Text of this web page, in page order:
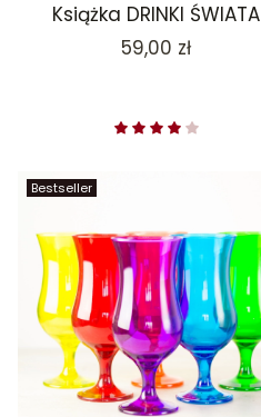
Książka DRINKI ŚWIATA
Cena
59,00 zł
Bestseller